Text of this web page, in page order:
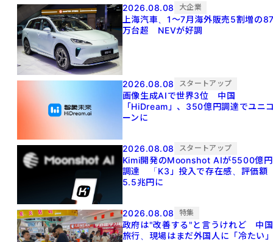
2026.08.08 大企業
上海汽車、1～7月海外販売5割増の
万台超 NEVが好調
2026.08.08 スタートアップ
画像生成AIで世界3位 中国
「HiDream」、350億円調達でユニ
ーンに
2026.08.08 スタートアップ
Kimi開発のMoonshot AIが5500億円
調達 「K3」投入で存在感、評価額
5.5兆円に
2026.08.08 特集
政府は"改善する"と言うけれど 中国
旅行、現場はまだ外国人に「冷たい